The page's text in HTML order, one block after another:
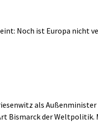
Noch ist Europa nicht
als
Bismarck der Weltpolitik.